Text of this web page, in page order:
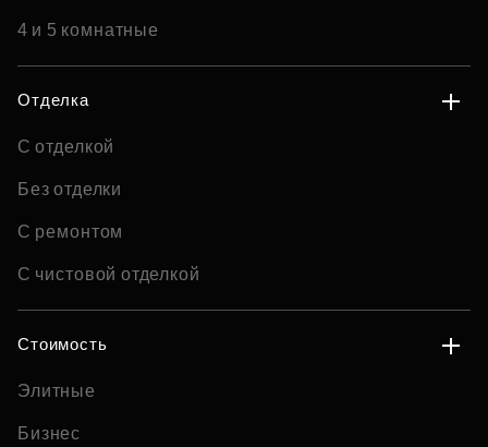
4 и 5 комнатные
Отделка
С отделкой
Без отделки
С ремонтом
С чистовой отделкой
Стоимость
Элитные
Бизнес